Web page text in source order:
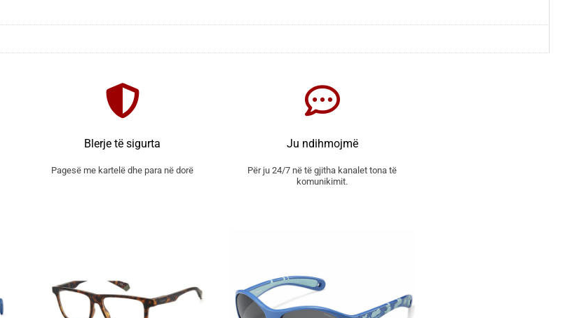
Blerje të sigurta
Pagesë me kartelë dhe para në dorë
Ju ndihmojmë
Për ju 24/7 në të gjitha kanalet tona të
komunikimit.